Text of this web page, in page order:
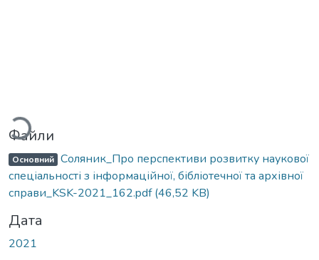
Файли
Основний Соляник_Про перспективи розвитку наукової
спеціальності з інформаційної, бібліотечної та архівної
справи_KSK-2021_162.pdf(46,52 KB)
Дата
2021